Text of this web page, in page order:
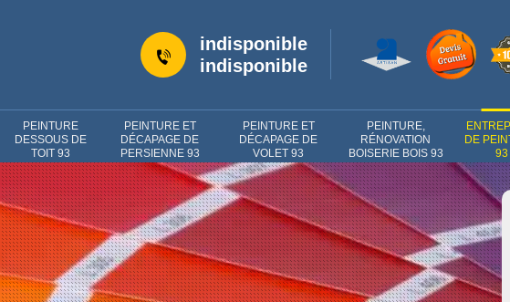
indisponible
indisponible
PEINTURE
DESSOUS DE
TOIT 93
PEINTURE ET
DÉCAPAGE DE
PERSIENNE 93
PEINTURE ET
DÉCAPAGE DE
VOLET 93
PEINTURE,
RÉNOVATION
BOISERIE BOIS 93
DE
93